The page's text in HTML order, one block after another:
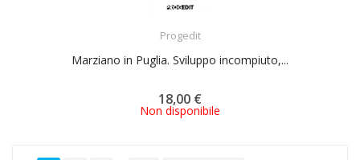
Progedit
Marziano in Puglia. Sviluppo incompiuto,...
18,00 €
Non disponibile